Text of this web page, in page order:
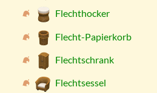
Flechthocker
Flecht-Papierkorb
Flechtschrank
Flechtsessel